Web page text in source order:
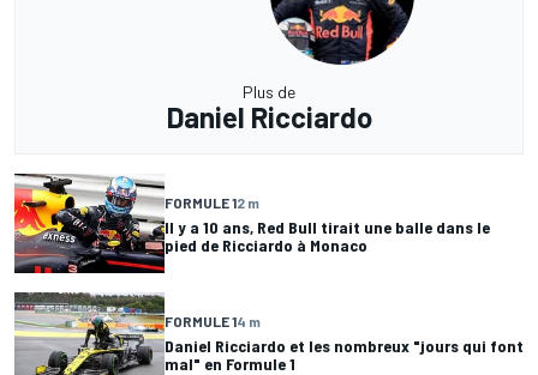
Plus de
Daniel Ricciardo
FORMULE 12 m
Il y a 10 ans, Red Bull tirait une balle dans le
pied de Ricciardo à Monaco
FORMULE 14 m
Daniel Ricciardo et les nombreux "jours qui font
mal" en Formule 1